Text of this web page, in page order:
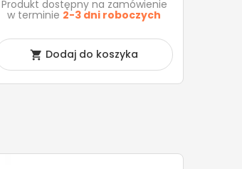
Produkt dostępny na zamówienie
w terminie 2-3 dni roboczych
 Dodaj do koszyka